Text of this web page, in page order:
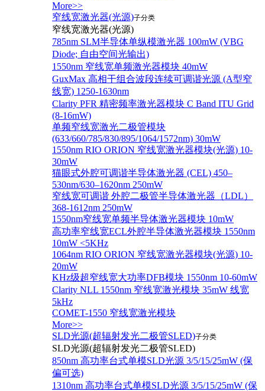
More>>
窄线宽激光器(光源)子分类
窄线宽激光器(光源)
785nm SLM半导体单纵模激光器 100mW (VBG
Diode; 自由空间光输出)
1550nm 窄线宽单频激光器模块 40mW
GuxMax 高相干组合波段连续可调谐光源 (A型窄
线宽) 1250-1630nm
Clarity PFR 精密频率激光器模块 C Band ITU Grid
(8-16mW)
单频窄线宽激光二极管模块
(633/660/785/830/895/1064/1572nm) 30mW
1550nm RIO ORION 窄线宽激光器模块(光源) 10-
30mW
猫眼式外腔可调谐半导体激光器 (CEL) 450–
530nm/630–1620nm 250mW
窄线宽可调谐 外腔二极管半导体激光器（LDL）
368-1612nm 250mW
1550nm窄线宽单频半导体激光器模块 10mW
高功率窄线宽ECL外腔半导体激光器模块 1550nm
10mW <5KHz
1064nm RIO ORION 窄线宽激光器模块(光源) 10-
20mW
KHz级超窄线宽大功率DFB模块 1550nm 10-60mW
Clarity NLL 1550nm 窄线宽激光模块 35mW 线宽
5kHz
COMET-1550 窄线宽激光模块
More>>
SLD光源(超辐射发光二极管SLED)子分类
SLD光源(超辐射发光二极管SLED)
850nm 高功率台式单模SLD光源 3/5/15/25mW (保
偏可选)
1310nm 高功率台式单模SLD光源 3/5/15/25mW (保